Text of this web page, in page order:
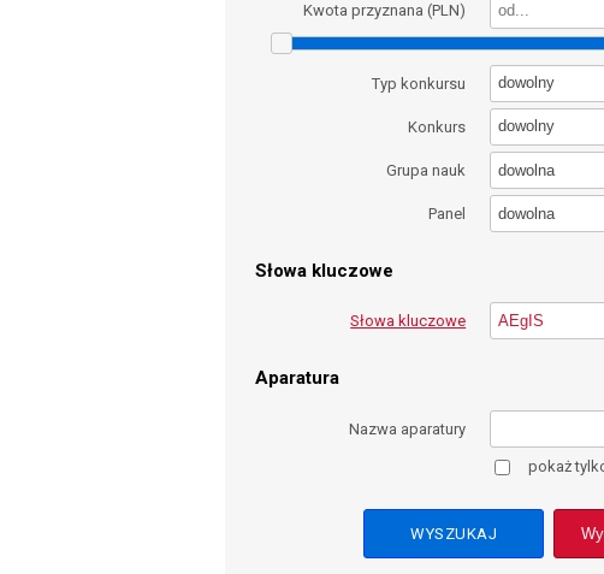
Kwota przyznana (PLN)
Typ konkursu dowolny
Konkurs dowolny
Grupa nauk dowolna
Panel dowolna
Słowa kluczowe
Słowa kluczowe
Aparatura
Nazwa aparatury
pokaż